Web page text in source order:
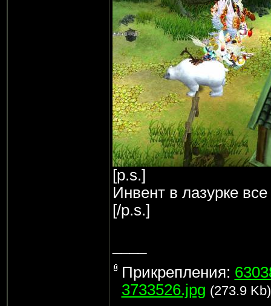
[p.s.]
Инвент в лазурке
[/p.s.]
Прикрепления:
3733526.jpg (273.9 Kb)